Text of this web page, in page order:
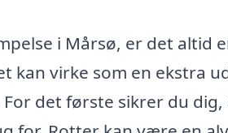
i Mårsø, er det altid
kan virke som en ekstra
det første sikrer du